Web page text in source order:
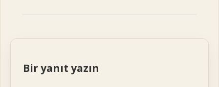
Bir yanıt yazın